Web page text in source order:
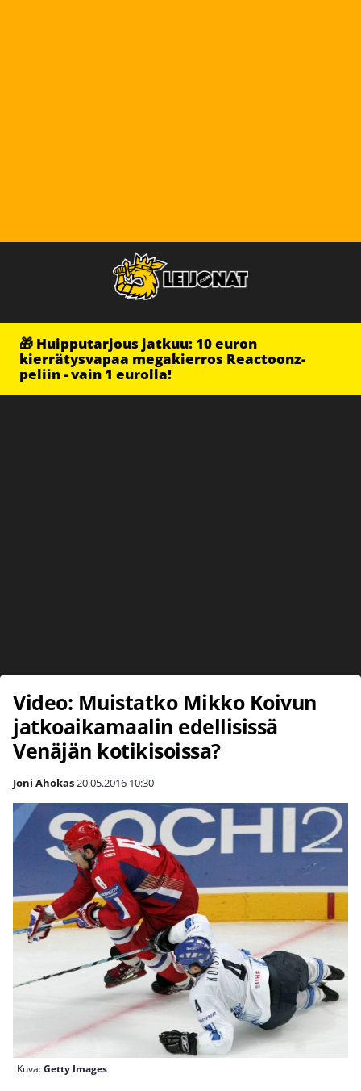
🎁 Huipputarjous jatkuu: 10 euron
kierrätysvapaa megakierros Reactoonz-
peliin - vain 1 eurolla!
Video: Muistatko Mikko Koivun
jatkoaikamaalin edellisissä
Venäjän kotikisoissa?
Joni Ahokas20.05.2016 10:30
Kuva:Getty Images